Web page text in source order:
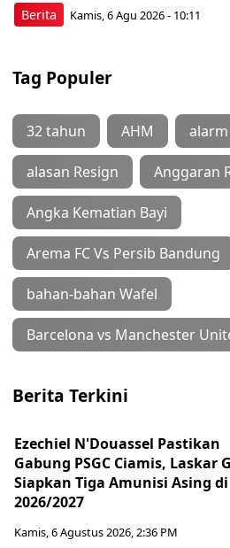
Berita Kamis, 6 Agu 2026 - 10:11
Tag Populer
32 tahun AHM
alasan Resign Anggaran
Angka Kematian Bayi
Arema FC Vs Persib Bandung
bahan-bahan Wafel
Barcelona vs Manchester
Berita Terkini
Ezechiel N'Douassel Pastikan
Gabung PSGC Ciamis, Laskar
Siapkan Tiga Amunisi Asing
2026/2027
Kamis, 6 Agustus 2026, 2:36 PM